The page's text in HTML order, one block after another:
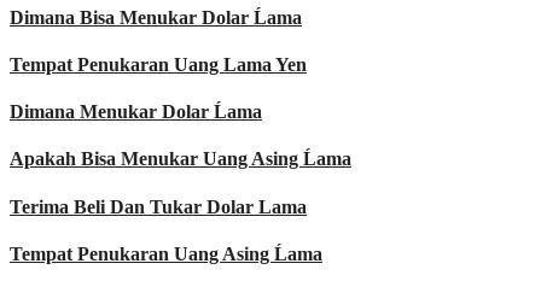
Dimana Bisa Menukar Dolar Ĺama
Tempat Penukaran Uang Lama Yen
Dimana Menukar Dolar Ĺama
Apakah Bisa Menukar Uang Asing Ĺama
Terima Beli Dan Tukar Dolar Lama
Tempat Penukaran Uang Asing Ĺama